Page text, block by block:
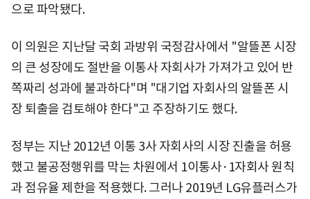
으로 파악됐다.
이 의원은 지난달 국회 과방위 국정감사에서 "알뜰폰 시장
의 큰 성장에도 절반을 이통사 자회사가 가져가고 있어 반
쪽짜리 성과에 불과하다"며 "대기업 자회사의 알뜰폰 시
장 퇴출을 검토해야 한다"고 주장하기도 했다.
정부는 지난 2012년 이통 3사 자회사의 시장 진출을 허용
했고 불공정행위를 막는 차원에서 1이통사·1자회사 원칙
과 점유율 제한을 적용했다. 그러나 2019년 LG유플러스가